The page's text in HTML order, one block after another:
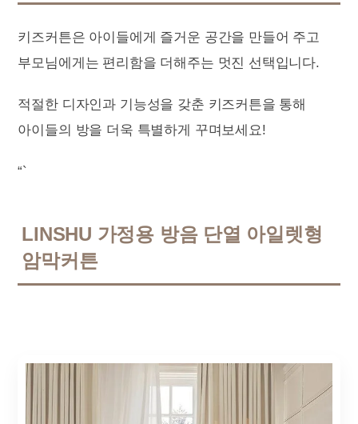
키즈커튼은 아이들에게 즐거운 공간을 만들어 주고
부모님에게는 편리함을 더해주는 멋진 선택입니다.
적절한 디자인과 기능성을 갖춘 키즈커튼을 통해
아이들의 방을 더욱 특별하게 꾸며보세요!
“`
LINSHU 가정용 방음 단열 아일렛형
암막커튼